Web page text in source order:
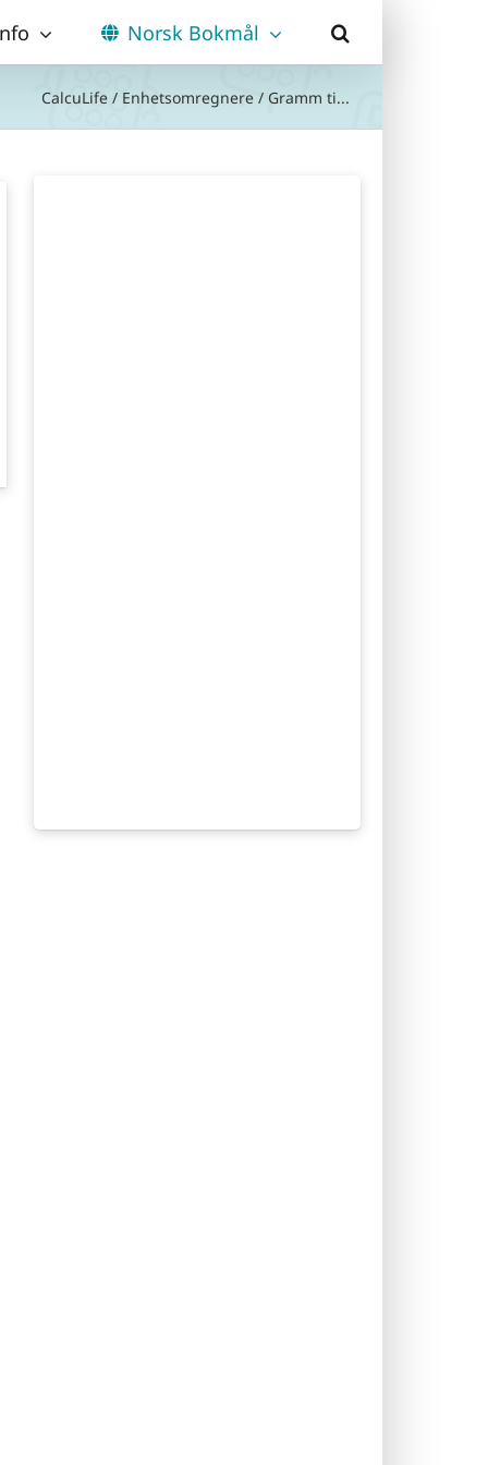
Norsk Bokmål
CalcuLife / Enhetsomregnere / Gramm ti...